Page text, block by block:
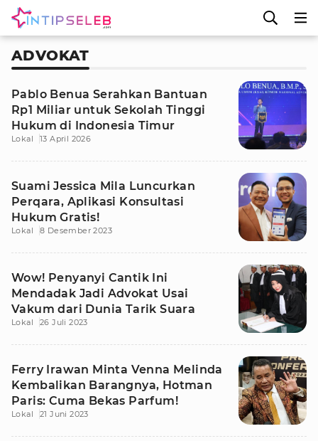
ADVOKAT
Pablo Benua Serahkan Bantuan
Rp1 Miliar untuk Sekolah Tinggi
Hukum di Indonesia Timur
Lokal 13 April 2026
Suami Jessica Mila Luncurkan
Perqara, Aplikasi Konsultasi
Hukum Gratis!
Lokal 8 Desember 2023
Wow! Penyanyi Cantik Ini
Mendadak Jadi Advokat Usai
Vakum dari Dunia Tarik Suara
Lokal 26 Juli 2023
Ferry Irawan Minta Venna Melinda
Kembalikan Barangnya, Hotman
Paris: Cuma Bekas Parfum!
Lokal 21 Juni 2023